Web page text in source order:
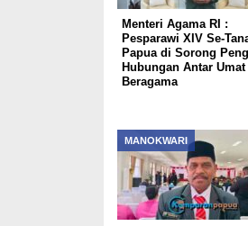
Menteri Agama RI :
Pesparawi XIV Se-
Papua di Sorong
Hubungan Antar Umat
Beragama
MANOKWARI